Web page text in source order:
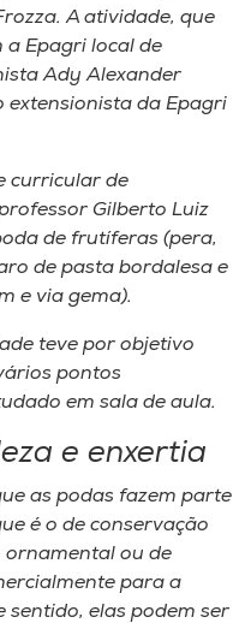
A atividade, que
a Epagri local de
Ady Alexander
extensionista da Epagri
curricular de
Gilberto Luiz
de frutíferas (pera,
de pasta bordalesa e
e via gema).
teve por objetivo
pontos
em sala de aula.
e enxertia
as podas fazem parte
é o de conservação
ornamental ou de
para a
sentido, elas podem ser